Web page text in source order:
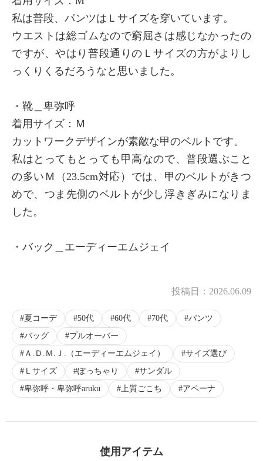
私は普段、パンツはＬサイズを穿いています。
ウエストは総ゴムなので窮屈さは感じなかったの
ですが、やはり普段通りのＬサイズの方がよりし
っくりくるだろうなと思いました。
・靴＿卑弥呼
着用サイズ：Ｍ
カットワークデザインが素敵な甲のベルトです。
私はとってもとっても甲高なので、普段選ぶこと
の多いＭ（23.5cm対応）では、甲のベルトがきつ
めで、つま先側のベルトが少し浮きぎみになりま
した。
・バック＿エーディーエムジェイ
投稿日： 2026.06.09
夏コーデ 50代 60代 70代
パンツ
バッグ
プルオーバー
Ａ.Ｄ.Ｍ.Ｊ.（エーディーエムジェイ）
サイズ選び
Ｌサイズ
ぽっちゃり
サンダル
卑弥呼・卑弥呼aruku
上質ごこち アペーナ
使用アイテム